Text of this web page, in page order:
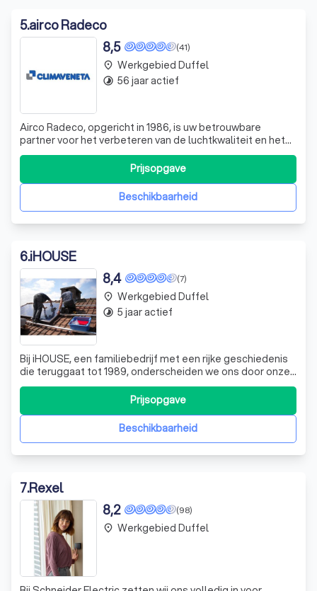
5.airco Radeco
(41)
8,5
Airco Radeco, opgericht in 1986, is uw betrouwbare
partner voor het verbeteren van de luchtkwaliteit en het
algemene klimaat in uw woning, winkel, kantoor,
productieruimtes en sportcentra. Wij zijn gespecialiseerd
in het filteren van stof, pollen en huismijt om de lucht
geschikter te maken om in teBeschikbaarheid
Prijsopgave
place Werkgebied Duffel
timelapse 56 jaar actief
6.iHOUSE
(7)
8,4
Bij iHOUSE, een familiebedrijf met een rijke geschiedenis
die teruggaat tot 1989, onderscheiden we ons door onze
toewijding aan kwaliteit en detail in elektriciteitswerken.
Onze passie voor techniek en innovatie heeft ons doen
uitgroeien tot een vooraanstaand bedrijf in de sector. We
bieden een bree
Beschikbaarheid
Prijsopgave
place Werkgebied Duffel
timelapse 5 jaar actief
7.Rexel
(98)
8,2
place Werkgebied Duffel